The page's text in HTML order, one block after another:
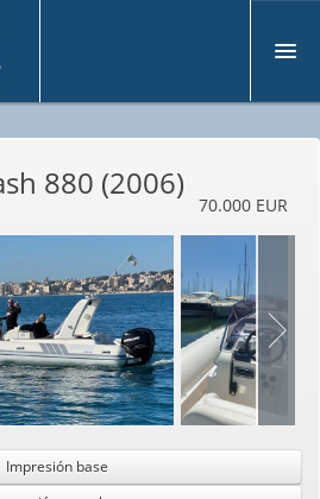
880 (2006)
70.000 EUR
Impresión base